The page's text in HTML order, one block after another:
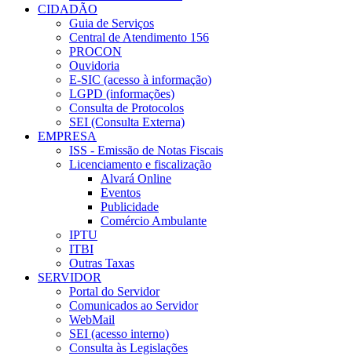
CIDADÃO
Guia de Serviços
Central de Atendimento 156
PROCON
Ouvidoria
E-SIC (acesso à informação)
LGPD (informações)
Consulta de Protocolos
SEI (Consulta Externa)
EMPRESA
ISS - Emissão de Notas Fiscais
Licenciamento e fiscalização
Alvará Online
Eventos
Publicidade
Comércio Ambulante
IPTU
ITBI
Outras Taxas
SERVIDOR
Portal do Servidor
Comunicados ao Servidor
WebMail
SEI (acesso interno)
Consulta às Legislações